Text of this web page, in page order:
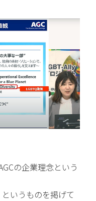
の企業理念という
いうものを掲げて